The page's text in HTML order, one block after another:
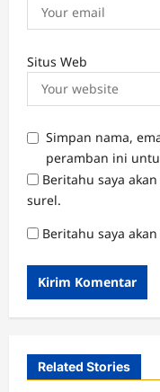
Situs Web
Simpan nama,
peramban ini
Beritahu saya
surel.
Beritahu saya
Related Stories